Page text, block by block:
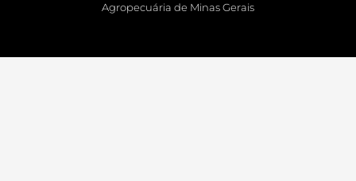
Agropecuária de Minas Gerais